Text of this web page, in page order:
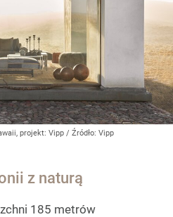
projekt: Vipp / Źródło: Vipp
z naturą
185 metrów